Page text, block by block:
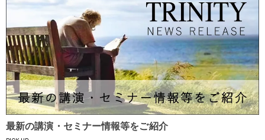
最新の講演・セミナー情報等をご紹介